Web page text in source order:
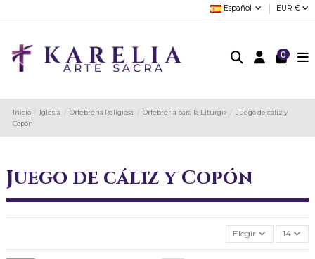
Español EUR €
0
Inicio Iglesia Orfebrería Religiosa Orfebrería para la Liturgia
Juego de cáliz y
Copón
Juego de cáliz y Copón
Elegir 14